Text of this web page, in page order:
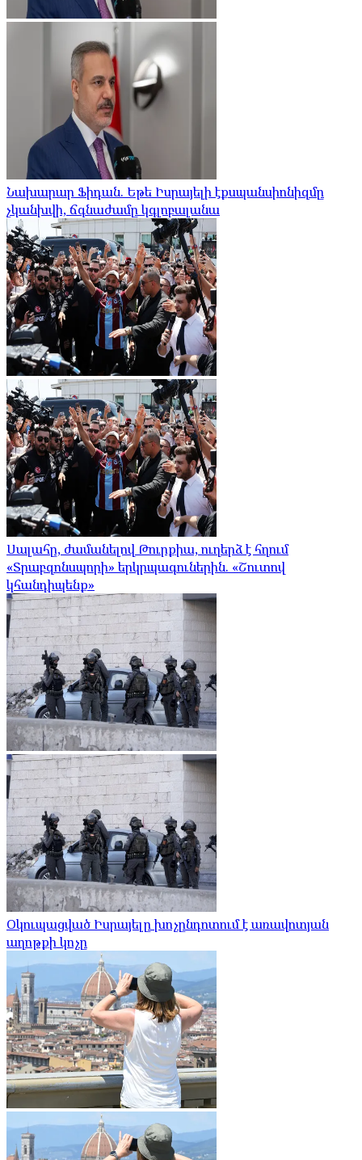
Նախարար Ֆիդան. Եթե Իսրայելի էքսպանսիոնիզմը
չկանխվի, ճգնաժամը կգլոբալանա
Սալահը, ժամանելով Թուրքիա, ուղերձ է հղում
«Տրաբզոնսպորի» երկրպագուներին. «Շուտով
կհանդիպենք»
Օկուպացված Իսրայելը խոչընդոտում է առավոտյան
աղոթքի կոչը